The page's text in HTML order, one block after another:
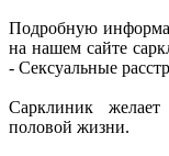
Подробную
на нашем сайте
- Сексуальные
Сарклиник
половой жизни.